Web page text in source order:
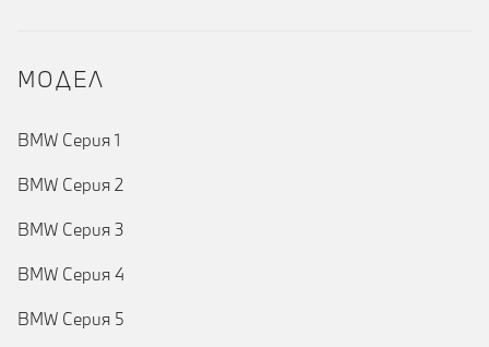
MOДЕЛ
BMW Серия 1
BMW Серия 2
BMW Серия 3
BMW Серия 4
BMW Серия 5